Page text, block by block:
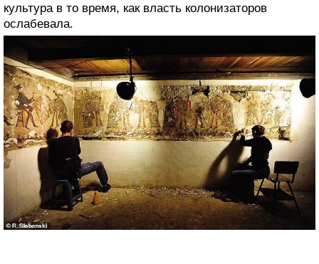
культура в то время, как власть колонизаторов
ослабевала.